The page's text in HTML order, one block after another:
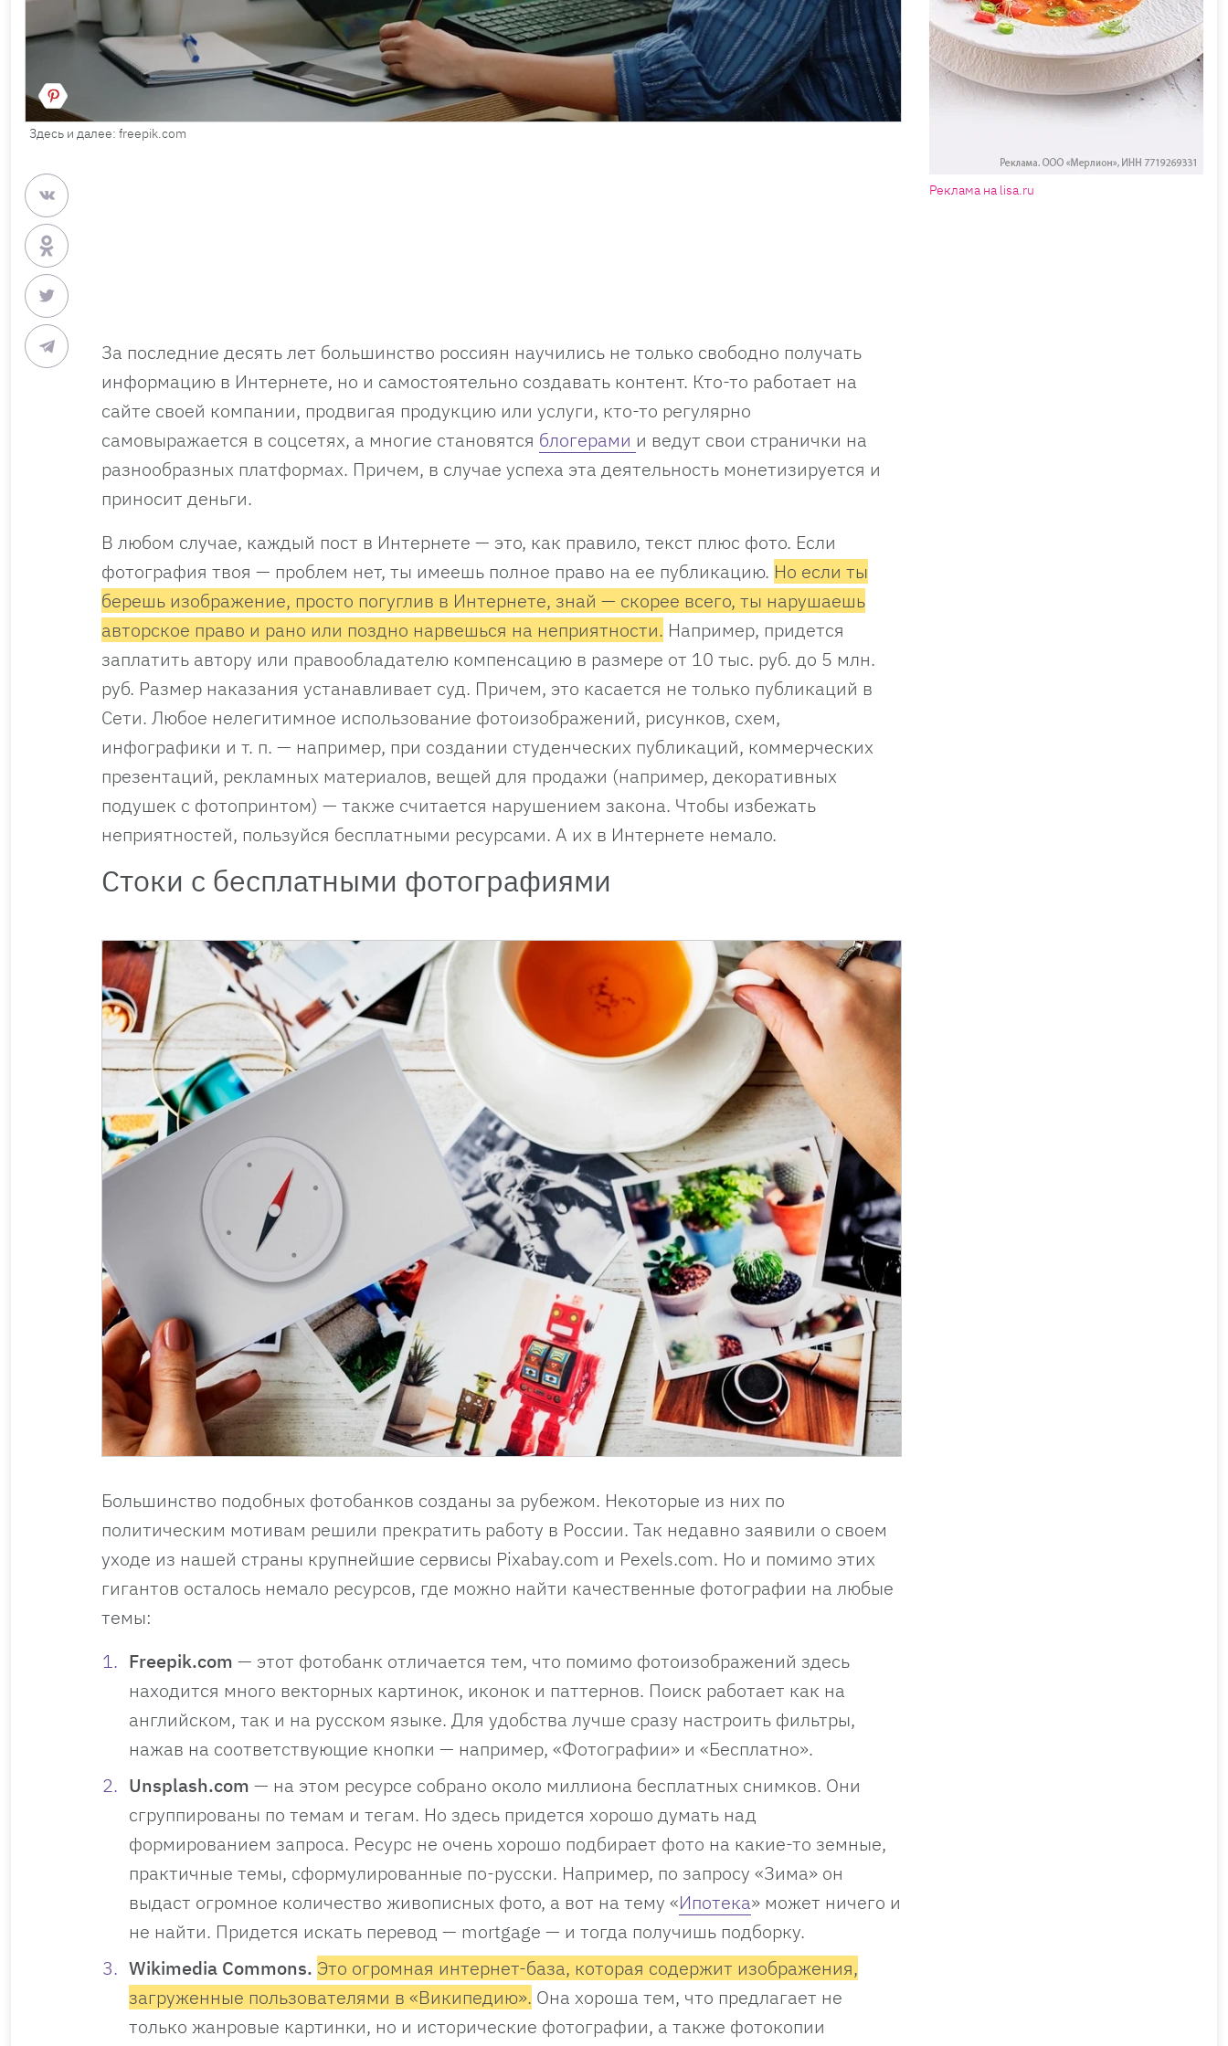
Здесь и далее: freepik.com
За последние десять лет большинство россиян научились не только свободно получать
информацию в Интернете, но и самостоятельно создавать контент. Кто-то работает на
сайте своей компании, продвигая продукцию или услуги, кто-то регулярно
самовыражается в соцсетях, а многие становятся блогерами и ведут свои странички на
разнообразных платформах. Причем, в случае успеха эта деятельность монетизируется и
приносит деньги.
В любом случае, каждый пост в Интернете — это, как правило, текст плюс фото. Если
фотография твоя — проблем нет, ты имеешь полное право на ее публикацию. Но если ты
берешь изображение, просто погуглив в Интернете, знай — скорее всего, ты нарушаешь
авторское право и рано или поздно нарвешься на неприятности. Например, придется
заплатить автору или правообладателю компенсацию в размере от 10 тыс. руб. до 5 млн.
руб. Размер наказания устанавливает суд. Причем, это касается не только публикаций в
Сети. Любое нелегитимное использование фотоизображений, рисунков, схем,
инфографики и т. п. — например, при создании студенческих публикаций, коммерческих
презентаций, рекламных материалов, вещей для продажи (например, декоративных
подушек с фотопринтом) — также считается нарушением закона. Чтобы избежать
неприятностей, пользуйся бесплатными ресурсами. А их в Интернете немало.
Стоки с бесплатными фотографиями
Большинство подобных фотобанков созданы за рубежом. Некоторые из них по
политическим мотивам решили прекратить работу в России. Так недавно заявили о своем
уходе из нашей страны крупнейшие сервисы Pixabay.com и Pexels.com. Но и помимо этих
гигантов осталось немало ресурсов, где можно найти качественные фотографии на любые
темы:
Freepik.com — этот фотобанк отличается тем, что помимо фотоизображений здесь
находится много векторных картинок, иконок и паттернов. Поиск работает как на
английском, так и на русском языке. Для удобства лучше сразу настроить фильтры,
нажав на соответствующие кнопки — например, «Фотографии» и «Бесплатно».
Unsplash.com — на этом ресурсе собрано около миллиона бесплатных снимков. Они
сгруппированы по темам и тегам. Но здесь придется хорошо думать над
формированием запроса. Ресурс не очень хорошо подбирает фото на какие-то земные,
практичные темы, сформулированные по-русски. Например, по запросу «Зима» он
выдаст огромное количество живописных фото, а вот на тему «Ипотека» может ничего и
не найти. Придется искать перевод — mortgage — и тогда получишь подборку.
Wikimedia Commons. Это огромная интернет-база, которая содержит изображения,
загруженные пользователями в «Википедию». Она хороша тем, что предлагает не
только жанровые картинки, но и исторические фотографии, а также фотокопии
Реклама на lisa.ru